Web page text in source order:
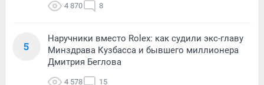
4 870 8
5
Наручники вместо Rolex: как судили экс-главу
Минздрава Кузбасса и бывшего миллионера
Дмитрия Беглова
4 578 15